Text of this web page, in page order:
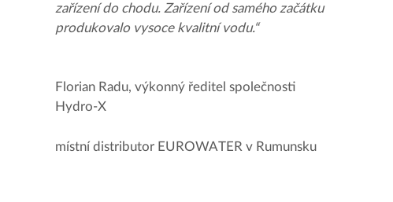
zařízení do chodu. Zařízení od samého začátku
produkovalo vysoce kvalitní vodu.“
Florian Radu, výkonný ředitel společnosti
Hydro-X
místní distributor EUROWATER v Rumunsku